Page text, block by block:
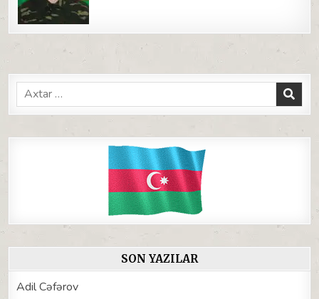
Search
for:
SON YAZILAR
Adil Cəfərov